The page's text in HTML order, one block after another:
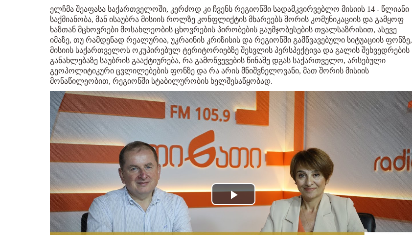
ელჩმა შეაფასა საქართველოში, კერძოდ კი ჩვენს რეგიონში სადამკვირვებლო მისიის 14 - წლიანი
საქმიანობა, მან ისაუბრა მისიის როლზე კონფლიქტის მხარეებს შორის კომუნიკაციის და გამყოფ
ხაზთან მცხოვრები მოსახლეობის ცხოვრების პირობების გაუმჯობესების თვალსაზრისით, ასევე
იმაზე, თუ რამდენად რეალურია, უკრაინის კრიზისის და რეგიონში გამწვავებული სიტუაციის ფონზე,
მისიის საქართველოს ოკუპირებულ ტერიტორიებზე შესვლის პერსპექტივა და გალის შეხვედრების
განახლებაზე საუბრის გააქტიურება, რა გამოწვევების წინაშე დგას საქართველო, არსებული
გეოპოლიტიკური ცვლილებების ფონზე და რა არის მნიშვნელოვანი, მათ შორის მისიის
მონაწილეობით, რეგიონში სტაბილურობის ხელშესაწყობად.
Play
Video